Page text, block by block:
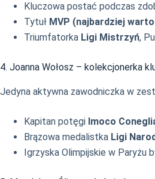
Kluczowa postać podczas
Tytuł MVP (najbardziej
Triumfatorka Ligi Mistrzyń,
4. Joanna Wołosz – kolekcjonerka
Jedyna aktywna zawodniczka w
Kapitan potęgi Imoco
Brązowa medalistka Ligi
Igrzyska Olimpijskie w Paryżu